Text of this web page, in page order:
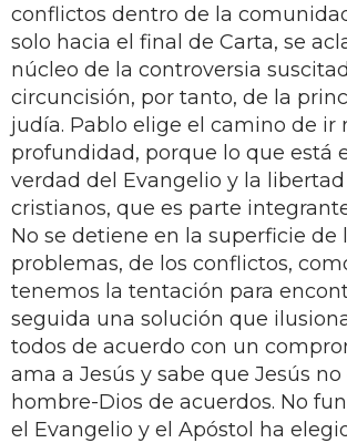
conflictos dentro de la
solo hacia el final de Carta, se
núcleo de la controversia
circuncisión, por tanto, de la
judía. Pablo elige el camino de ir
profundidad, porque lo que está
verdad del Evangelio y la
cristianos, que es parte
No se detiene en la superficie de
problemas, de los conflictos,
tenemos la tentación para
seguida una solución que
todos de acuerdo con un
ama a Jesús y sabe que Jesús no
hombre-Dios de acuerdos. No
el Evangelio y el Apóstol ha